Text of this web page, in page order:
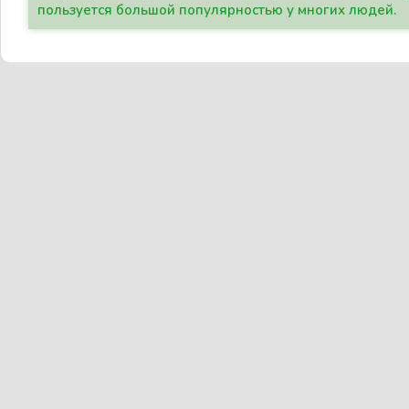
пользуется большой популярностью у многих людей.